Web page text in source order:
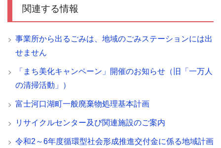
関連する情報
事業所から出るごみは、地域のごみステーションには出
せません
「まち美化キャンペーン」開催のお知らせ（旧「一万人
の清掃活動」）
富士河口湖町一般廃棄物処理基本計画
リサイクルセンター及び関連施設のご案内
令和2～6年度循環型社会形成推進交付金に係る地域計画